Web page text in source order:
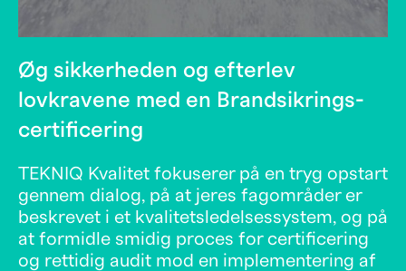
Øg sikkerheden og efterlev
lovkravene med en Brandsikrings-
certificering
TEKNIQ Kvalitet fokuserer på en tryg opstart
gennem dialog, på at jeres fagområder er
beskrevet i et kvalitetsledelsessystem, og på
at formidle smidig proces for certificering
og rettidig audit mod en implementering af